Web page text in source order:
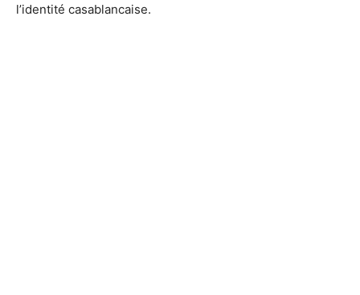
l’identité casablancaise.